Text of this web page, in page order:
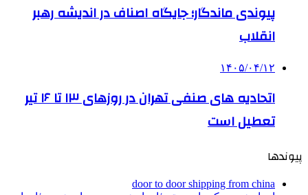
پیوندی ماندگار؛ جایگاه اصناف در اندیشه رهبر
انقلاب
۱۴۰۵/۰۴/۱۲
اتحادیه های صنفی تهران در روزهای ۱۳ تا ۱۶ تیر
تعطیل است
پیوندها
door to door shipping from china